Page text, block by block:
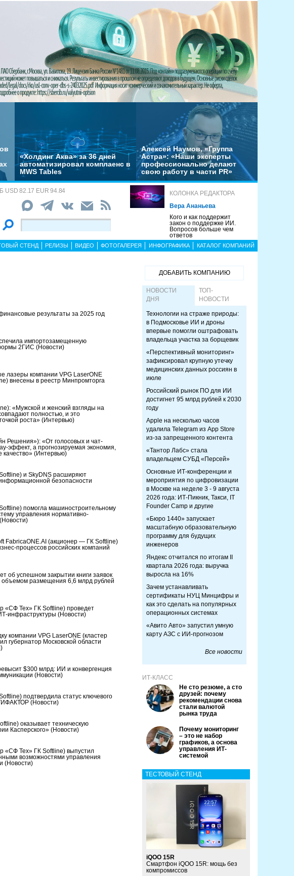
«Холдинг Аква» за 36 дней
автоматизировал комплаенс в
MWS Tables
Алексей Наумов, «Группа
Астра»: «Наши эксперты
профессионально делают
свою работу в части PR»
USD 82.17 EUR 94.84
КОЛОНКА РЕДАКТОРА
Вера Ананьева
Кого и как поддержит
закон о поддержке ИИ.
Вопросов больше чем
ответов
СТЕНД РЕЛИЗЫ ВИДЕО ФОТОГАЛЕРЕЯ ИНФОГРАФИКА КАТАЛОГ КОМПАНИЙ
результаты за 2025 год
импортозамещенную
2ГИС (Новости)
лазеры компании VPG LaserONE
внесены в реестр Минпромторга
«Мужской и женский взгляды на
полностью, и это
роста» (Интервью)
Решения»): «От голосовых и чат-
эффект, а прогнозируемая экономия,
качество» (Интервью)
и SkyDNS расширяют
безопасности
помогла машиностроительному
управления нормативно-
(Новости)
FabricaONE.AI (акционер — ГК Softline)
процессов российских компаний
об успешном закрытии книги заявок
размещения 6,6 млрд рублей
«СФ Тех» ГК Softline) проведет
инфраструктуры (Новости)
компании VPG LaserONE (кластер
губернатор Московской области
$300 млрд: ИИ и конвергенция
(Новости)
подтвердила статус ключевого
(Новости)
оказывает техническую
Касперского» (Новости)
«СФ Тех» ГК Softline) выпустил
возможностями управления
(Новости)
ДОБАВИТЬ КОМПАНИЮ
НОВОСТИ
ДНЯ
ТОП-
НОВОСТИ
Технологии на страже природы:
в Подмосковье ИИ и дроны
впервые помогли оштрафовать
владельца участка за борщевик
«Перспективный мониторинг»
зафиксировал крупную утечку
медицинских данных россиян в
июле
Российский рынок ПО для ИИ
достигнет 95 млрд рублей к 2030
году
Apple на несколько часов
удалила Telegram из App Store
из-за запрещенного контента
«Тантор Лабс» стала
владельцем СУБД «Персей»
Основные ИТ-конференции и
мероприятия по цифровизации
в Москве на неделе 3 - 9 августа
2026 года: ИТ-Пикник, Такси, IT
Founder Camp и другие
«Бюро 1440» запускает
масштабную образовательную
программу для будущих
инженеров
Яндекс отчитался по итогам II
квартала 2026 года: выручка
выросла на 16%
Зачем устанавливать
сертификаты НУЦ Минцифры и
как это сделать на популярных
операционных системах
«Авито Авто» запустил умную
карту АЗС с ИИ-прогнозом
Все новости
ИТ-КЛАСС
Не сто резюме, а сто
друзей: почему
рекомендации снова
стали валютой
рынка труда
Почему мониторинг
– это не набор
графиков, а основа
управления ИТ-
системой
ТЕСТОВЫЙ СТЕНД
iQOO 15R
Смартфон iQOO 15R: мощь без
компромиссов